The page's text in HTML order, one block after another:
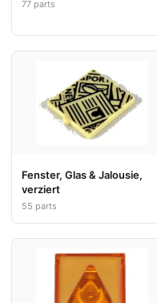
77 parts
Fenster, Glas & Jalousie,
verziert
55 parts